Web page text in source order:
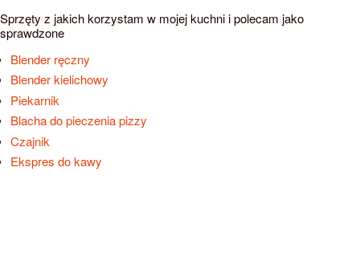
Sprzęty z jakich korzystam w mojej kuchni i polecam jako
sprawdzone
Blender ręczny
Blender kielichowy
Piekarnik
Blacha do pieczenia pizzy
Czajnik
Ekspres do kawy